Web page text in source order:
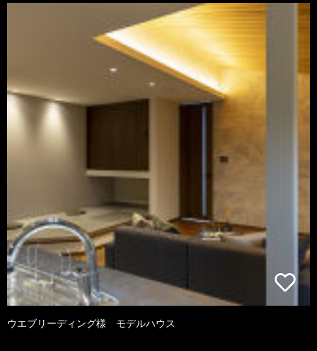
ウエブリーディング様 モデルハウス